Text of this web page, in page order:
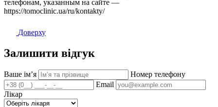
телефонам, указанным на сайте —
https://tomoclinic.ua/ru/kontakty/
Доверху
Залишити відгук
Ваше імʼя
Номер телефону
Email
Лікар